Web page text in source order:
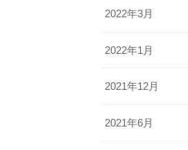
2022年3月
2022年1月
2021年12月
2021年6月